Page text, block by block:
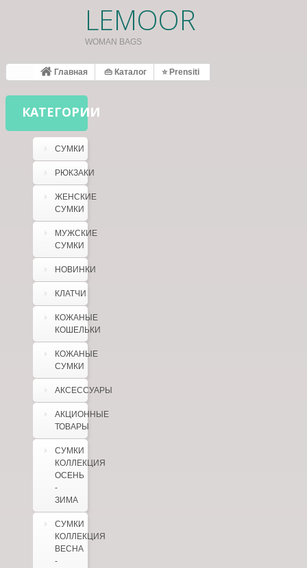
LEMOOR
WOMAN BAGS
Главная 👜 Каталог ⭐ Prensiti
КАТЕГОРИИ
СУМКИ
РЮКЗАКИ
ЖЕНСКИЕ
СУМКИ
МУЖСКИЕ
СУМКИ
НОВИНКИ
КЛАТЧИ
КОЖАНЫЕ
КОШЕЛЬКИ
КОЖАНЫЕ
СУМКИ
АКСЕССУАРЫ
АКЦИОННЫЕ
ТОВАРЫ
СУМКИ
КОЛЛЕКЦИЯ
ОСЕНЬ
-
ЗИМА
СУМКИ
КОЛЛЕКЦИЯ
ВЕСНА
-